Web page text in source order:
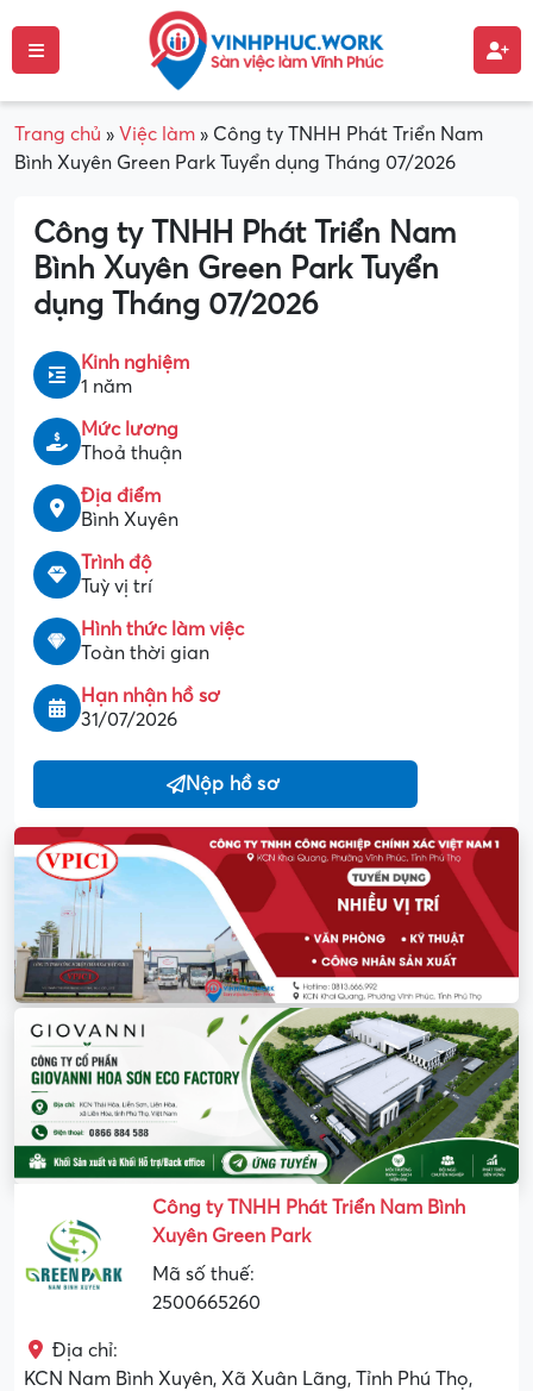
Trang chủ » Việc làm » Công ty TNHH Phát Triển Nam
Bình Xuyên Green Park Tuyển dụng Tháng 07/2026
Công ty TNHH Phát Triển Nam
Bình Xuyên Green Park Tuyển
dụng Tháng 07/2026
Kinh nghiệm
1 năm
Mức lương
Thoả thuận
Địa điểm
Bình Xuyên
Trình độ
Tuỳ vị trí
Hình thức làm việc
Toàn thời gian
Hạn nhận hồ sơ
31/07/2026
Nộp hồ sơ
Công ty TNHH Phát Triển Nam Bình
Xuyên Green Park
Mã số thuế:
2500665260
Địa chỉ:
KCN Nam Bình Xuyên, Xã Xuân Lãng, Tỉnh Phú Thọ,